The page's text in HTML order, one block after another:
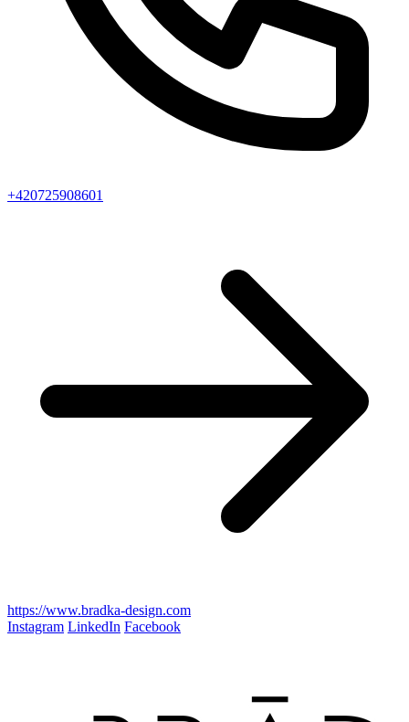
+420725908601
https://www.bradka-design.com
Instagram LinkedIn Facebook